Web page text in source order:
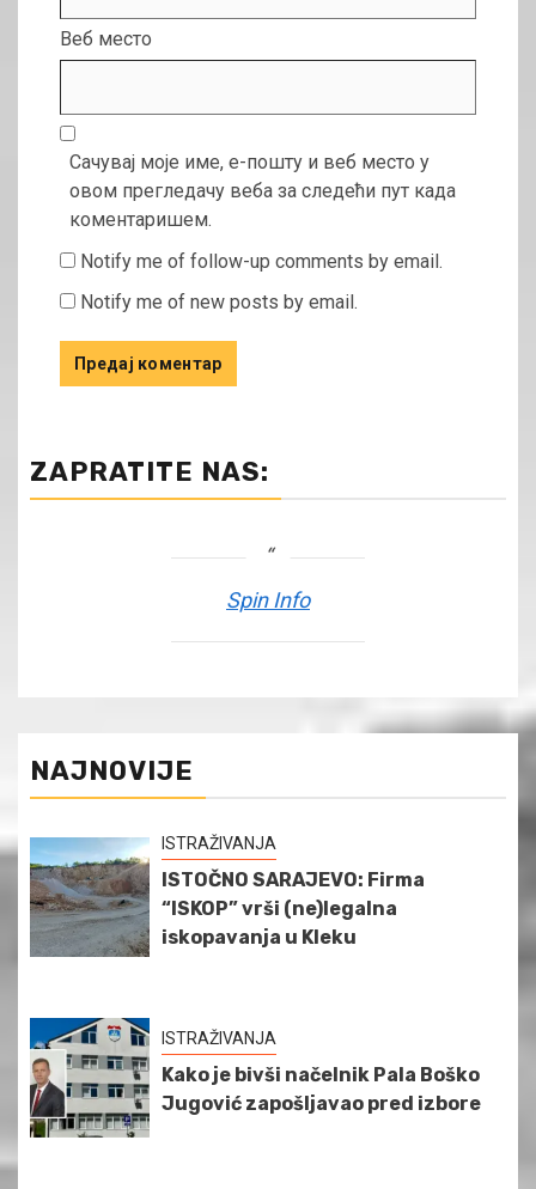
Веб место
Сачувај моје име, е-пошту и веб место у
овом прегледачу веба за следећи пут када
коментаришем.
Notify me of follow-up comments by email.
Notify me of new posts by email.
ZAPRATITE NAS:
Spin Info
NAJNOVIJE
ISTRAŽIVANJA
ISTOČNO SARAJEVO: Firma
“ISKOP” vrši (ne)legalna
iskopavanja u Kleku
ISTRAŽIVANJA
Kako je bivši načelnik Pala Boško
Jugović zapošljavao pred izbore